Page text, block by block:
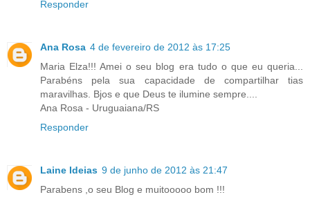
Responder
Ana Rosa 4 de fevereiro de 2012 às 17:25
Maria Elza!!! Amei o seu blog era tudo o que eu queria...
Parabéns pela sua capacidade de compartilhar tias
maravilhas. Bjos e que Deus te ilumine sempre....
Ana Rosa - Uruguaiana/RS
Responder
Laine Ideias 9 de junho de 2012 às 21:47
Parabens ,o seu Blog e muitooooo bom !!!